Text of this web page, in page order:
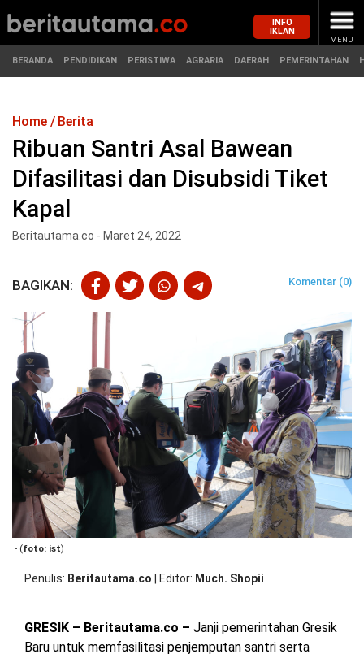
MASUK
BERANDA
PERISTIWA
PEMERINTAHAN
OPINI
PENDIDIKAN
HUKUM
PENDIDIKAN
HIBURAN
BERITABARU.CO
KABARBARU.CO
SERIKATNEWS.COM
PEWARTANUSANTARA.COM
LANGGAR.CO
JOBNAS.COM
SURAU.CO
REDAKSI
TENTANG
KAMI
KERJASAMA
PEDOMAN
MEDIA
CYBER
INFO
IKLAN
MENU
BERANDA PENDIDIKAN PERISTIWA AGRARIA DAERAH PEMERINTAHAN
Home Berita
Ribuan Santri Asal Bawean
Difasilitasi dan Disubsidi Tiket
Kapal
Beritautama.co - Maret 24, 2022
BAGIKAN: Komentar (0)
- (foto: ist)
Penulis Beritautama.co Editor Much. Shopii
GRESIK – Beritautama.co – Janji pemerintahan Gresik
Baru untuk memfasilitasi penjemputan santri serta